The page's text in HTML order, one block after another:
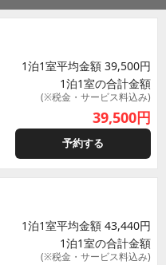
1泊1室平均金額 39,500円
1泊1室の合計金額
(※税金・サービス料込み)
39,500円
予約する
1泊1室平均金額 43,440円
1泊1室の合計金額
(※税金・サービス料込み)